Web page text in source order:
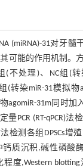
(miRNA)-31对牙髓
可能的作用机制。
组(不处理)、NC组(
(转染miR-31模拟物
agomiR-31m同时加
PCR (RT-qPCR)法
检测各组DPSCs增
钙质沉积,碱性磷酸
程度,Western